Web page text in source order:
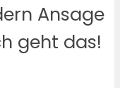
Ansage
geht das!